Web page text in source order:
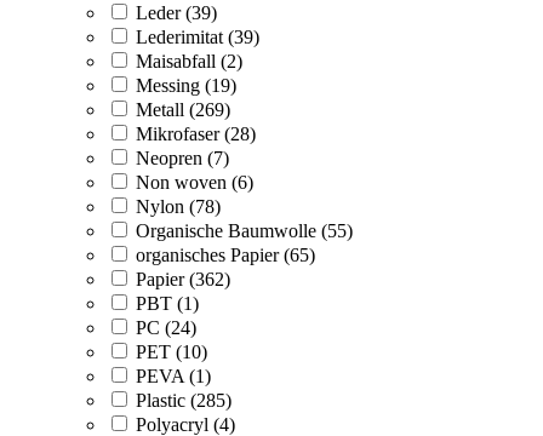
Leder (39)
Lederimitat (39)
Maisabfall (2)
Messing (19)
Metall (269)
Mikrofaser (28)
Neopren (7)
Non woven (6)
Nylon (78)
Organische Baumwolle (55)
organisches Papier (65)
Papier (362)
PBT (1)
PC (24)
PET (10)
PEVA (1)
Plastic (285)
Polyacryl (4)